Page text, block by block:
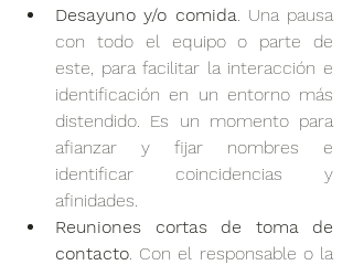
Desayuno y/o comida . Una pausa
con todo el equipo o parte de
este, para facilitar la interacción e
identificación en un entorno más
distendido. Es un momento para
afianzar y fijar nombres e
identificar coincidencias y
afinidades.
Reuniones cortas de toma de
contacto . Con el responsable o la